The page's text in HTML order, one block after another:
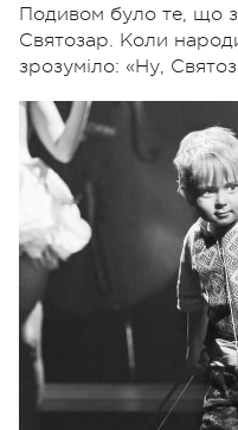
Подивом було те, що
Святозар. Коли
зрозуміло: «Ну,